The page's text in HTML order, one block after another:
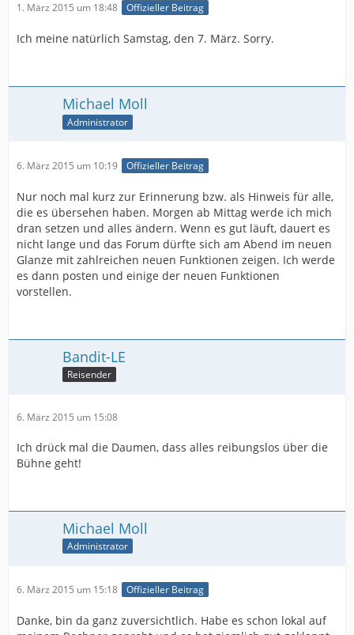
1. März 2015 um 18:48 Offizieller Beitrag
Ich meine natürlich Samstag, den 7. März. Sorry.
Michael Moll
Administrator
6. März 2015 um 10:19 Offizieller Beitrag
Nur noch mal kurz zur Erinnerung bzw. als Hinweis für alle,
die es übersehen haben. Morgen ab Mittag werde ich mich
dran setzen und alles ändern. Wenn es gut läuft, dauert es
nicht lange und das Forum dürfte sich am Abend im neuen
Glanze mit zahlreichen neuen Funktionen zeigen. Ich werde
es dann posten und einige der neuen Funktionen
vorstellen.
Bandit-LE
Reisender
6. März 2015 um 15:08
Ich drück mal die Daumen, dass alles reibungslos über die
Bühne geht!
Michael Moll
Administrator
6. März 2015 um 15:18 Offizieller Beitrag
Danke, bin da ganz zuversichtlich. Habe es schon lokal auf